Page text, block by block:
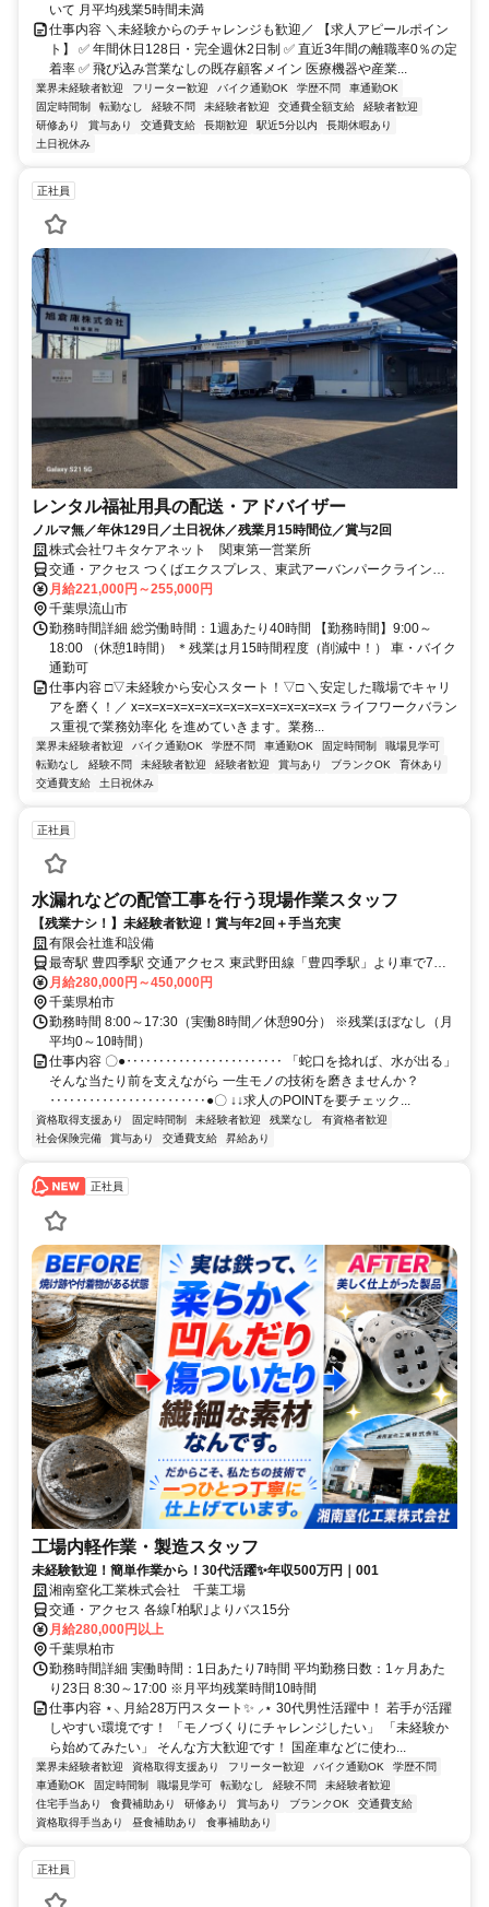
いて 月平均残業5時間未満
仕事内容 ＼未経験からのチャレンジも歓迎／ 【求人アピールポイン
ト】 ✅ 年間休日128日・完全週休2日制 ✅ 直近3年間の離職率0％の定
着率 ✅ 飛び込み営業なしの既存顧客メイン 医療機器や産業...
業界未経験者歓迎 フリーター歓迎 バイク通勤OK 学歴不問
車通勤OK
固定時間制
転勤なし 経験不問 未経験者歓迎 交通費全額支給
経験者歓迎
研修あり
賞与あり 交通費支給 長期歓迎 駅近5分以内
長期休暇あり
土日祝休み
正社員
レンタル福祉用具の配送・アドバイザー
ノルマ無／年休129日／土日祝休／残業月15時間位／賞与2回
株式会社ワキタケアネット 関東第一営業所
交通・アクセス つくばエクスプレス、東武アーバンパークライン
「流山おおたかの森」車8分
月給221,000円～255,000円
千葉県流山市
勤務時間詳細 総労働時間：1週あたり40時間 【勤務時間】9:00～
18:00 （休憩1時間） ＊残業は月15時間程度（削減中！） 車・バイク
通勤可
仕事内容 □▽未経験から安心スタート！▽□ ＼安定した職場でキャリ
アを磨く！／ x=x=x=x=x=x=x=x=x=x=x=x=x=x=x ライフワークバラン
ス重視で業務効率化 を進めていきます。業務...
業界未経験者歓迎 バイク通勤OK 学歴不問 車通勤OK 固定時間制
職場見学可
転勤なし
経験不問 未経験者歓迎 経験者歓迎 賞与あり ブランクOK
育休あり
交通費支給
土日祝休み
正社員
水漏れなどの配管工事を行う現場作業スタッフ
【残業ナシ！】未経験者歓迎！賞与年2回＋手当充実
有限会社進和設備
最寄駅 豊四季駅 交通アクセス 東武野田線「豊四季駅」より車で7分
※車通勤OK（ガソリン代・駐車場代の支給あり） ▽現場は千葉の北
西部がメイン！ ※松戸市、野田市、柏市、 流山市、我孫子市、鎌ケ
谷市
月給280,000円～450,000円
千葉県柏市
勤務時間 8:00～17:30（実働8時間／休憩90分） ※残業ほぼなし（月
平均0～10時間）
仕事内容 〇●‥‥‥‥‥‥‥‥‥‥‥‥ 「蛇口を捻れば、水が出る」
そんな当たり前を支えながら 一生モノの技術を磨きませんか？
‥‥‥‥‥‥‥‥‥‥‥‥●〇 ↓↓求人のPOINTを要チェック...
資格取得支援あり 固定時間制 未経験者歓迎 残業なし
有資格者歓迎
社会保険完備
賞与あり 交通費支給 昇給あり
正社員
工場内軽作業・製造スタッフ
未経験歓迎！簡単作業から！30代活躍✨年収500万円｜001
湘南窒化工業株式会社 千葉工場
交通・アクセス 各線｢柏駅｣よりバス15分
月給280,000円以上
千葉県柏市
勤務時間詳細 実働時間：1日あたり7時間 平均勤務日数：1ヶ月あた
り23日 8:30～17:00 ※月平均残業時間10時間
仕事内容 ⋆⸜ 月給28万円スタート✨ ⸝⋆ 30代男性活躍中！ 若手が活躍
しやすい環境です！ 「モノづくりにチャレンジしたい」 「未経験か
ら始めてみたい」 そんな方大歓迎です！ 国産車などに使わ...
業界未経験者歓迎 資格取得支援あり フリーター歓迎 バイク通勤OK
学歴不問
車通勤OK
固定時間制 職場見学可 転勤なし 経験不問
未経験者歓迎
住宅手当あり
食費補助あり 研修あり 賞与あり ブランクOK
交通費支給
資格取得手当あり
昼食補助あり 食事補助あり
正社員